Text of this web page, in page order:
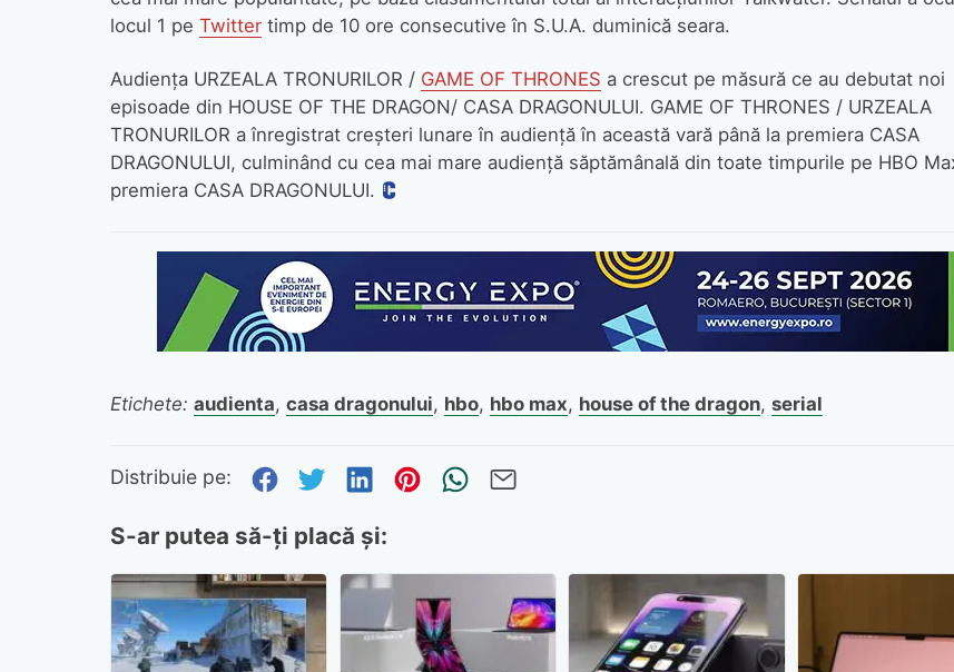
locul 1 pe Twittertimp de 10 ore consecutive în S.U.A. duminică seara.
Audiența URZEALA TRONURILOR / GAME OF THRONES a crescut pe măsură ce au debutat noi
episoade din HOUSE OF THE DRAGON/ CASA DRAGONULUI. GAME OF THRONES / URZEALA
TRONURILOR a înregistrat creșteri lunare în audiență în această vară până la premiera CASA
DRAGONULUI, culminând cu cea mai mare audiență săptămânală din toate timpurile pe HBO
premiera CASA DRAGONULUI.
Etichete: audienta, casa dragonului, hbo, hbo max, house of the dragon, serial
Distribuie pe: Distribuie pe Facebook
Distribuie pe Twitter
Distribuie pe LinkedIn
Distribuie pe Pinterest
Trimite prin whatsapp
S-ar putea să-ți placă și: